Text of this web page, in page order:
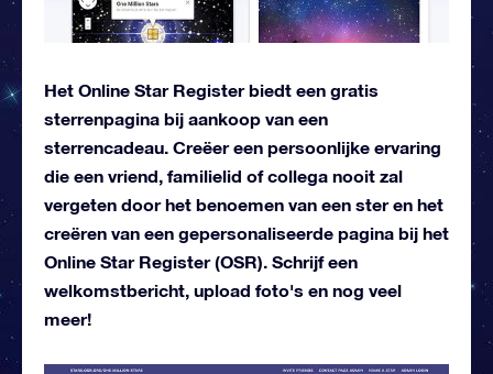
Het Online Star Register biedt een gratis
sterrenpagina bij aankoop van een
sterrencadeau. Creëer een persoonlijke ervaring
die een vriend, familielid of collega nooit zal
vergeten door het benoemen van een ster en het
creëren van een gepersonaliseerde pagina bij het
Online Star Register (OSR). Schrijf een
welkomstbericht, upload foto's en nog veel
meer!